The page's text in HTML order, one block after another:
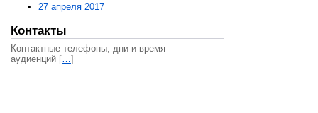
27 апреля 2017
Контакты
Контактные телефоны, дни и время
аудиенций […]